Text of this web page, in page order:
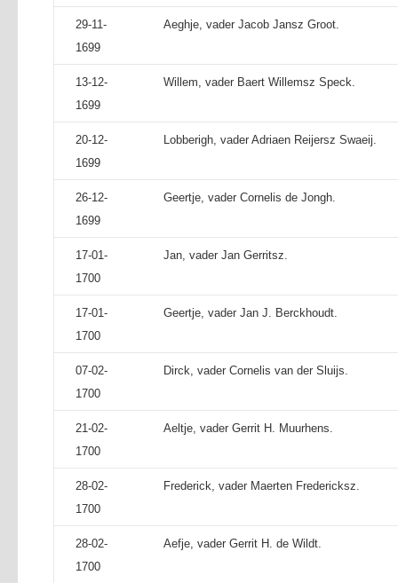
29-11-
1699
Aeghje, vader Jacob Jansz Groot.
13-12-
1699
Willem, vader Baert Willemsz Speck.
20-12-
1699
Lobberigh, vader Adriaen Reijersz Swaeij.
26-12-
1699
Geertje, vader Cornelis de Jongh.
17-01-
1700
Jan, vader Jan Gerritsz.
17-01-
1700
Geertje, vader Jan J. Berckhoudt.
07-02-
1700
Dirck, vader Cornelis van der Sluijs.
21-02-
1700
Aeltje, vader Gerrit H. Muurhens.
28-02-
1700
Frederick, vader Maerten Fredericksz.
28-02-
1700
Aefje, vader Gerrit H. de Wildt.